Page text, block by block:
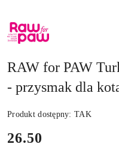
NAZWA
PRODUCENTA:
RAW
RAW for PAW
- przysmak dla
Produkt dostępny:TAK
cena:
26.50